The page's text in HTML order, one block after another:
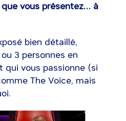
vous présentez… à
bien détaillé,
3 personnes en
qui vous passionne (si
The Voice, mais